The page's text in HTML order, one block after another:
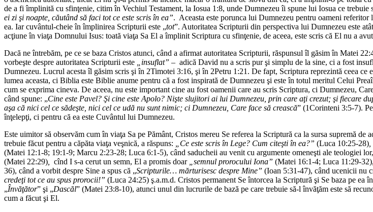
de a fi împlinită cu sfinţenie, citim în Vechiul Testament, la Iosua 1:8, unde Dumnezeu îi spune lui Iosua ce trebuie
ei zi şi noapte, căutând să faci tot ce este scris în ea”. Aceasta este porunca lui Dumnezeu pentru oameni referitor
ea. Iar cuvântul-cheie în împlinirea Scripturii este „tot”. Autoritatea Scripturii din perspectiva lui Dumnezeu este
acţiune în viaţa Domnului Isus: toată viaţa Sa El a împlinit Scriptura cu sfinţenie, de aceea, este scris că El nu a
Dacă ne întrebăm, pe ce se baza Cristos atunci, când a afirmat autoritatea Scripturii, răspunsul îl găsim în Matei
vorbeşte despre autoritatea Scripturii este
„insuflat” – adică David nu a scris pur şi simplu de la sine, ci a fost
Dumnezeu. Lucrul acesta îl găsim scris şi în 2Timotei 3:16, şi în 2Petru 1:21. De fapt, Scriptura reprezintă ceea
lumea aceasta, ci Biblia este Biblie anume pentru că a fost inspirată de Dumnezeu şi este în totul meritul Celui
cum se exprima cineva. De aceea, nu este important cine au fost oamenii care au scris Scriptura, ci Dumnezeu,
când spune: „Cine este Pavel? Şi cine este Apolo? Nişte slujitori ai lui Dumnezeu, prin care aţi crezut; şi fiecare
aşa că nici cel ce sădeşte, nici cel ce udă nu sunt nimic; ci Dumnezeu, Care face să crească” (1Corinteni 3:5-7).
înţelepţi, ci pentru că ea este Cuvântul lui Dumnezeu.
Este uimitor să observăm cum în viaţa Sa pe Pământ, Cristos mereu Se referea la Scriptură ca la sursa supremă de
trebuie făcut pentru a căpăta viaţa veşnică, a răspuns:
„Ce este scris în Lege? Cum citeşti în ea?” (Luca 10:25-28)
(Matei 12:1-8; 19:1-9; Marcu 2:23-28; Luca 6:1-5), când saducheii au venit cu argumente omeneşti ale teologiei
(Matei 22:29)
cînd I s-a cerut un semn, El a promis doar „semnul prorocului Iona” (Matei 16:1-4; Luca 11:29-
36), când a vorbit despre Sine a spus că „Scripturile… mărturisesc despre Mine” (Ioan 5:31-47), când ucenicii nu
credeţi tot ce au spus prorocii!” (Luca 24:25) ş.a.m.d. Cristos permanent Se întorcea la Scriptură şi Se baza pe
„Învăţător” şi „Dascăl” (Matei 23:8-10), atunci unul din lucrurile de bază pe care trebuie să-l învăţăm este să
cum a făcut şi El.